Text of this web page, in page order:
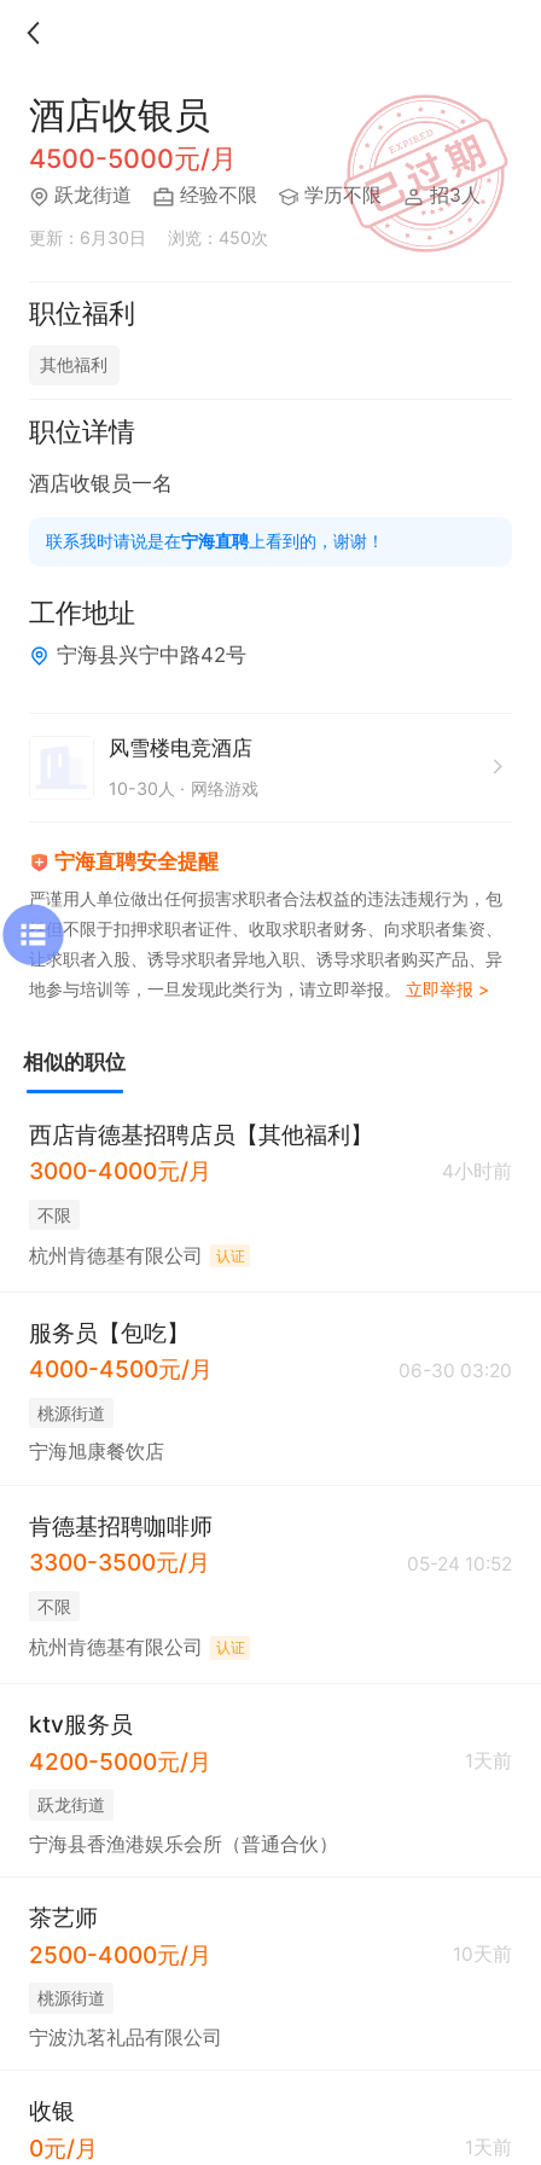
酒店收银员
4500-5000元/月
跃龙街道 经验不限 学历不限 招3人
更新：6月30日 浏览：450次
职位福利
其他福利
职位详情
酒店收银员一名
联系我时请说是在宁海直聘 上看到的，谢谢！
工作地址
宁海县兴宁中路42号
风雪楼电竞酒店
10-30人 网络游戏
宁海直聘安全提醒
严谨用人单位做出任何损害求职者合法权益的违法违规行为，包
括但不限于扣押求职者证件、收取求职者财务、向求职者集资、
让求职者入股、诱导求职者异地入职、诱导求职者购买产品、异
地参与培训等，一旦发现此类行为，请立即举报。 立即举报 >
相似的职位
西店肯德基招聘店员【其他福利】
3000-4000元/月
4小时前
不限
杭州肯德基有限公司 认证
服务员【包吃】
4000-4500元/月
06-30 03:20
桃源街道
宁海旭康餐饮店
肯德基招聘咖啡师
3300-3500元/月
05-24 10:52
不限
杭州肯德基有限公司 认证
ktv服务员
4200-5000元/月
1天前
跃龙街道
宁海县香渔港娱乐会所（普通合伙）
茶艺师
2500-4000元/月
10天前
桃源街道
宁波氿茗礼品有限公司
收银
0元/月
1天前